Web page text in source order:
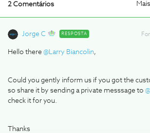
2 Comentários
Jorge C RESPOSTA
Hello there @Larry Biancolin,
Could you gently inform us if you got the
so share it by sending a private messsage to
check it for you.
Thanks